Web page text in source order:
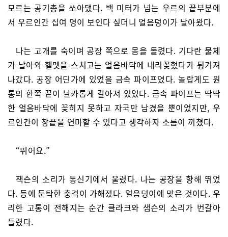
모르는 공기총을 쏘아댔다. 백 미터가 넘는 우르의 끝부분에
서 우르인간 십여 명이 보인다 싶더니 얼음덩이가 날아왔다.
나는 고개를 숙이며 공장 쪽으로 몸을 돌렸다. 기다란 물체
가 날아와 헬멧을 스치고는 얼음바닥에 내리꽂혔다가 튕겨져
나갔다. 공장 어딘가에 있었을 금속 파이프였다. 놀랍게도 원
통의 한쪽 끝이 날카롭게 갈아져 있었다. 금속 파이프는 딱딱
한 얼음바닥에 꽂히지 못하고 자국만 남겼을 뿐이었지만, 우
르인간이 창끝을 연마할 수 있다고 생각하자 소름이 끼쳤다.
“뛰어요.”
잭슨의 소리가 통신기에서 울렸다. 나는 공장을 향해 뛰었
다. 등에 둔탁한 충격이 가해졌다. 얼음덩이에 맞은 것이다. 우
리한 고통이 전해지는 순간 클라크와 샘슨의 소리가 번갈아
들렸다.